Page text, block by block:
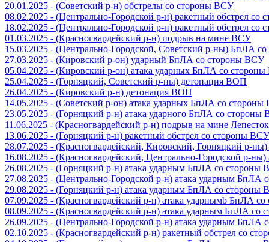
20.01.2025 - (Советский р-н) обстрелы со стороны ВСУ
08.02.2025 - (Центрально-Городской р-н) ракетный обстрел со
18.02.2025 - (Центрально-Городской р-н) ракетный обстрел со
01.03.2025 - (Красногвардейский р-н) подрыв на мине ВСУ
15.03.2025 - (Центрально-Городской, Советский р-ны) БпЛА
27.03.2025 - (Кировский р-он) ударный БпЛА со стороны ВСУ
05.04.2025 - (Кировский р-он) атака ударных БпЛА со
25.04.2025 - (Горняцкий, Советский р-ны) детонация ВОП
26.04.2025 - (Кировский р-н) детонация ВОП
14.05.2025 - (Советский р-он) атака ударных БпЛА со
23.05.2025 - (Горняцкий р-н) атака ударного БпЛА со стороны
11.06.2025 - (Красногвардейский р-н) подрыв на мине Лепесток
13.06.2025 - (Горняцкий р-н) ракетный обстрел со стороны ВСУ
28.07.2025 - (Красногвардейский, Кировский, Горняцкий р-
16.08.2025 - (Красногвардейский, Центрально-Городской р-
26.08.2025 - (Горняцкий р-н) атака ударным БпЛА со стороны
27.08.2025 - (Центрально-Городской р-н) атака ударным БпЛА
29.08.2025 - (Горняцкий р-н) атака ударным БпЛА со стороны
07.09.2025 - (Красногвардейский р-н) атака ударнымb БпЛА
08.09.2025 - (Красногвардейский р-н) атака ударным БпЛА со
26.09.2025 - (Центрально-Городской р-н) атака ударным БпЛА
02.10.2025 - (Красногвардейский р-н) ракетный обстрел со